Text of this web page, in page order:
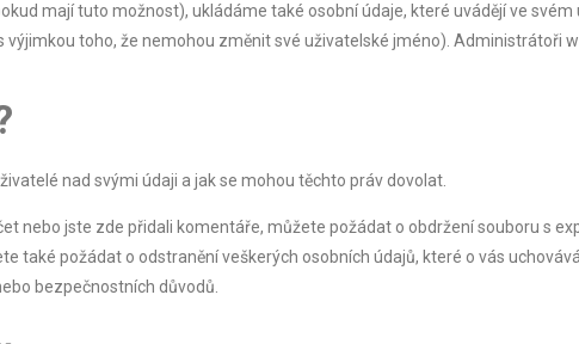
mají tuto možnost), ukládáme také osobní údaje, které uvádějí ve
výjimkou toho, že nemohou změnit své uživatelské jméno). Administrátoři
nad svými údaji a jak se mohou těchto práv dovolat.
nebo jste zde přidali komentáře, můžete požádat o obdržení souboru s
také požádat o odstranění veškerých osobních údajů, které o vás
bezpečnostních důvodů.